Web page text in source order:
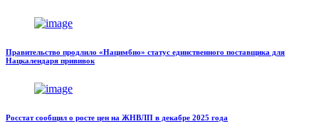
Правительство продлило «Нацимбио» статус единственного поставщика для
Нацкалендаря прививок
Росстат сообщил о росте цен на ЖНВЛП в декабре 2025 года